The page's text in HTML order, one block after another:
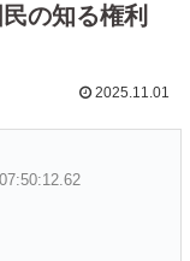
の知る権利
2025.11.01